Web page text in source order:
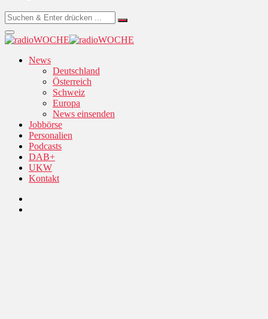
News
Deutschland
Österreich
Schweiz
Europa
News einsenden
Jobbörse
Personalien
Podcasts
DAB+
UKW
Kontakt